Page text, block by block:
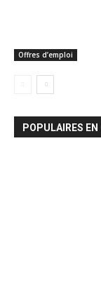
Offres d’emploi
POPULAIRES